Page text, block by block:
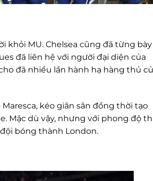
khỏi MU. Chelsea cũng đã từng
đã liên hệ với người đại diện của
đã nhiều lần hành hạ hàng thủ
kéo giãn sân đồng thời tạo
Mặc dù vậy, nhưng với phong độ
bóng thành London.